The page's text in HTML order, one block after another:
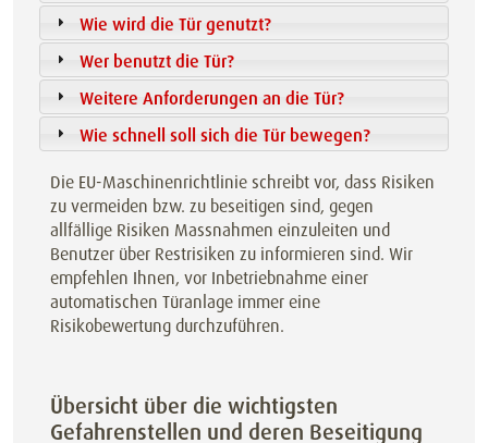
Wie wird die Tür genutzt?
Wer benutzt die Tür?
Weitere Anforderungen an die Tür?
Wie schnell soll sich die Tür bewegen?
Die EU-Maschinenrichtlinie schreibt vor, dass Risiken
zu vermeiden bzw. zu beseitigen sind, gegen
allfällige Risiken Massnahmen einzuleiten und
Benutzer über Restrisiken zu informieren sind. Wir
empfehlen Ihnen, vor Inbetriebnahme einer
automatischen Türanlage immer eine
Risikobewertung durchzuführen.
Übersicht über die wichtigsten
Gefahrenstellen und deren Beseitigung